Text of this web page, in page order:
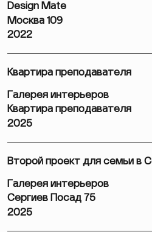
Design Mate
Москва 109
2022
Квартира преподавателя
Галерея интерьеров
Квартира преподавателя
2025
Второй проект для семьи в
Галерея интерьеров
Сергиев Посад 75
2025